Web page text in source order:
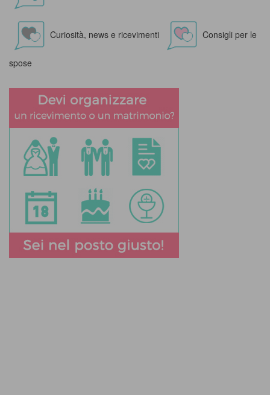
Curiosità, news e ricevimenti Consigli per le
spose